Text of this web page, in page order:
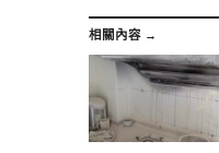
相關內容 →